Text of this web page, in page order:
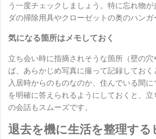
う一度チェックしましょう。特に忘れ物
ダの掃除用具やクローゼットの奥のハンガ
気になる箇所はメモしておく
立ち会い時に指摘されそうな箇所（壁の
ば、あらかじめ写真に撮って記録しておく
入居時からのものなのか、住んでいる間
を明確に答えられるようにしておくと、立
の会話もスムーズです。
退去を機に生活を整理する